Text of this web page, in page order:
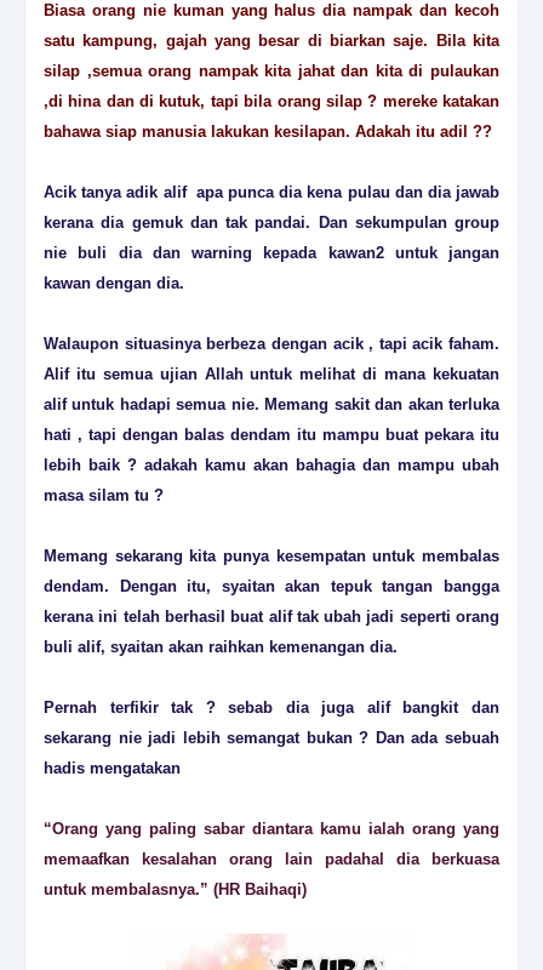
Biasa orang nie kuman yang halus dia nampak dan kecoh
satu kampung, gajah yang besar di biarkan saje. Bila kita
silap ,semua orang nampak kita jahat dan kita di pulaukan
,di hina dan di kutuk, tapi bila orang silap ? mereke katakan
bahawa siap manusia lakukan kesilapan. Adakah itu adil ??
Acik tanya adik alif apa punca dia kena pulau dan dia jawab
kerana dia gemuk dan tak pandai. Dan sekumpulan group
nie buli dia dan warning kepada kawan2 untuk jangan
kawan dengan dia.
Walaupon situasinya berbeza dengan acik , tapi acik faham.
Alif itu semua ujian Allah untuk melihat di mana kekuatan
alif untuk hadapi semua nie. Memang sakit dan akan terluka
hati , tapi dengan balas dendam itu mampu buat pekara itu
lebih baik ? adakah kamu akan bahagia dan mampu ubah
masa silam tu ?
Memang sekarang kita punya kesempatan untuk membalas
dendam. Dengan itu, syaitan akan tepuk tangan bangga
kerana ini telah berhasil buat alif tak ubah jadi seperti orang
buli alif, syaitan akan raihkan kemenangan dia.
Pernah terfikir tak ? sebab dia juga alif bangkit dan
sekarang nie jadi lebih semangat bukan ? Dan ada sebuah
hadis mengatakan
“Orang yang paling sabar diantara kamu ialah orang yang
memaafkan kesalahan orang lain padahal dia berkuasa
untuk membalasnya.” (HR Baihaqi)